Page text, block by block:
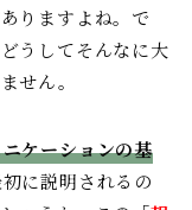
りますよね。で
うしてそんなに大
せん。
ケーションの基
に説明されるの